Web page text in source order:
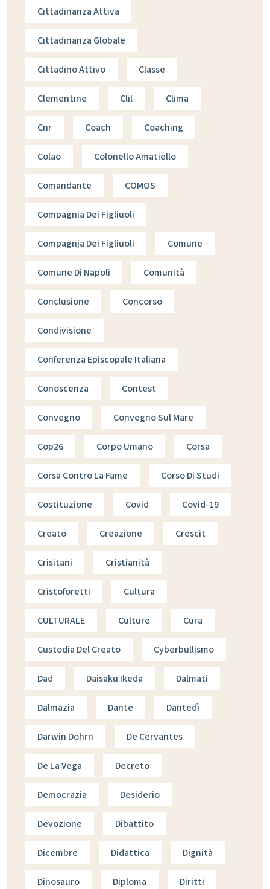
Cittadinanza Attiva
Cittadinanza Globale
Cittadino Attivo Classe
Clementine Clil Clima
Cnr Coach Coaching
Colao Colonello Amatiello
Comandante COMOS
Compagnia Dei Figliuoli
Compagnja Dei Figliuoli Comune
Comune Di Napoli Comunità
Conclusione Concorso
Condivisione
Conferenza Episcopale Italiana
Conoscenza Contest
Convegno Convegno Sul Mare
Cop26 Corpo Umano Corsa
Corsa Contro La Fame Corso Di Studi
Costituzione Covid Covid-19
Creato Creazione Crescit
Crisitani Cristianità
Cristoforetti Cultura
CULTURALE Culture Cura
Custodia Del Creato Cyberbullismo
Dad Daisaku Ikeda Dalmati
Dalmazia Dante Dantedì
Darwin Dohrn De Cervantes
De La Vega Decreto
Democrazia Desiderio
Devozione Dibattito
Dicembre Didattica Dignità
Dinosauro Diploma Diritti